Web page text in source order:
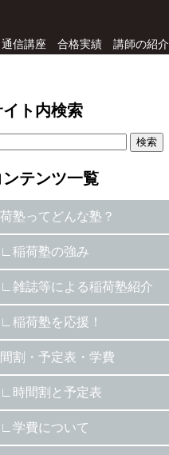
通信講座 合格実績 講師の紹介
イト内検索
ンテンツ一覧
塾ってどんな塾？
稲荷塾の強み
雑誌等による稲荷塾紹介
稲荷塾を応援！
割・予定表・学費
時間割と予定表
学費について